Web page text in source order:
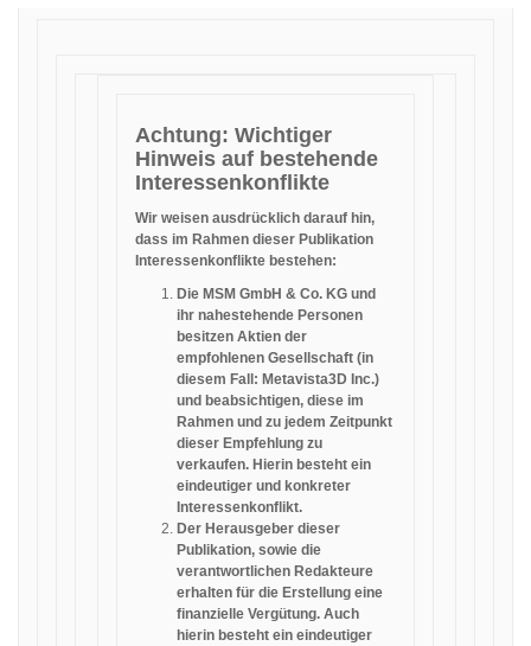
Achtung: Wichtiger
Hinweis auf bestehende
Interessenkonflikte
Wir weisen ausdrücklich darauf hin,
dass im Rahmen dieser Publikation
Interessenkonflikte bestehen:
Die MSM GmbH & Co. KG und
ihr nahestehende Personen
besitzen Aktien der
empfohlenen Gesellschaft (in
diesem Fall: Metavista3D Inc.)
und beabsichtigen, diese im
Rahmen und zu jedem Zeitpunkt
dieser Empfehlung zu
verkaufen. Hierin besteht ein
eindeutiger und konkreter
Interessenkonflikt.
Der Herausgeber dieser
Publikation, sowie die
verantwortlichen Redakteure
erhalten für die Erstellung eine
finanzielle Vergütung. Auch
hierin besteht ein eindeutiger